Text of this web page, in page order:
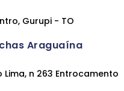
Gurupi - TO
Araguaína
Lima, n 263 Entrocamento